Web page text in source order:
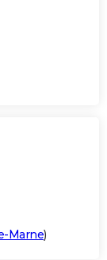
Marne)